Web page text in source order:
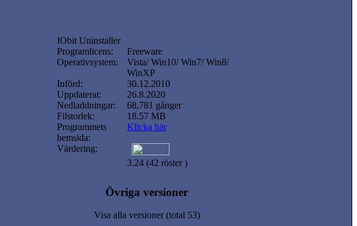
IObit Uninstaller
Programlicens:
Freeware
Operativsystem:
Vista/ Win10/ Win7/ Win8/
WinXP
Införd:
30.12.2010
Uppdaterat:
26.8.2020
Nedladdningar:
68,781 gånger
Filstorlek:
18.57 MB
Programmets
hemsida:
Klicka här
Värdering:
3.24 (42 röster )
Övriga versioner
Visa alla versioner (total 53)